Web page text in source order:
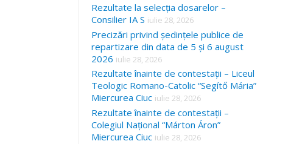
Rezultate la selecția dosarelor –
Consilier IA S iulie 28, 2026
Precizări privind ședințele publice de
repartizare din data de 5 și 6 august
2026 iulie 28, 2026
Rezultate înainte de contestații – Liceul
Teologic Romano-Catolic “Segítő Mária”
Miercurea Ciuc iulie 28, 2026
Rezultate înainte de contestații –
Colegiul Național “Márton Áron”
Miercurea Ciuc iulie 28, 2026